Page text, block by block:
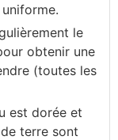
le
obtenir une
(toutes les
est dorée et
terre sont